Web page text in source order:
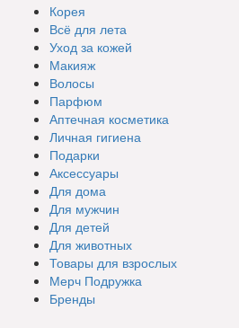
Корея
Всё для лета
Уход за кожей
Макияж
Волосы
Парфюм
Аптечная косметика
Личная гигиена
Подарки
Аксессуары
Для дома
Для мужчин
Для детей
Для животных
Товары для взрослых
Мерч Подружка
Бренды